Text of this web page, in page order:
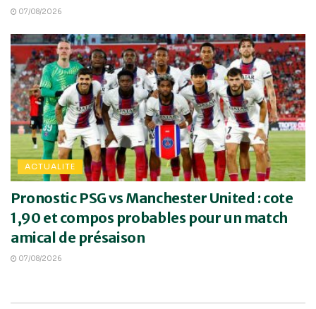
07/08/2026
ACTUALITE
Pronostic PSG vs Manchester United : cote
1,90 et compos probables pour un match
amical de présaison
07/08/2026